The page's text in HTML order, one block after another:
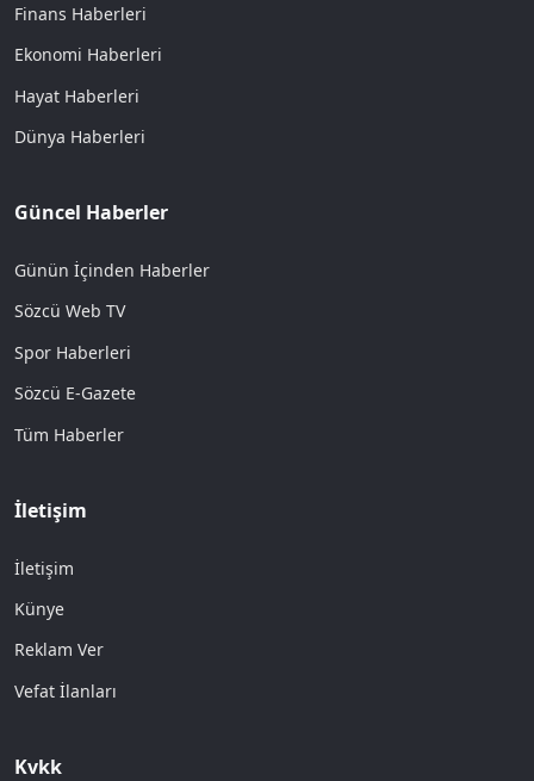
Finans Haberleri
Ekonomi Haberleri
Hayat Haberleri
Dünya Haberleri
Güncel Haberler
Günün İçinden Haberler
Sözcü Web TV
Spor Haberleri
Sözcü E-Gazete
Tüm Haberler
İletişim
İletişim
Künye
Reklam Ver
Vefat İlanları
Kvkk